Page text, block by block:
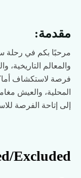
مقدمة:
مرحبًا بكم في رحلة
والمعالم التاريخية،
فرصة لاستكشاف
المحلية، والعيش
إلى إتاحة الفرصة
Excluded